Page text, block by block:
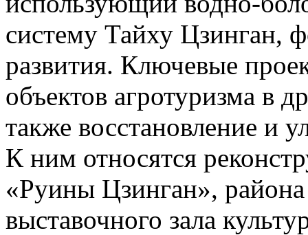
систему Тайху Цзинган,
развития. Ключевые
объектов агротуризма в
также восстановление и
К ним относятся
«Руины Цзинган»,
выставочного зала